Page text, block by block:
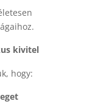
kivitel
hogy: